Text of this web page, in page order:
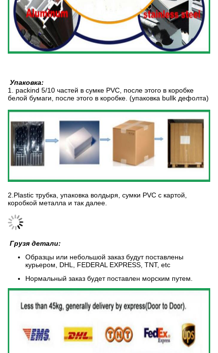
Упаковка:
1. packind 5/10 частей в сумке PVC, после этого в коробке
белой бумаги, после этого в коробке. (упаковка bullk дефолта)
2.Plastic трубка, упаковка волдыря, сумки PVC с картой,
коробкой металла и так далее.
Грузя детали:
Образцы или небольшой заказ будут поставлены
курьером, DHL, FEDERAL EXPRESS, TNT, etc
Нормальный заказ будет поставлен морским путем.